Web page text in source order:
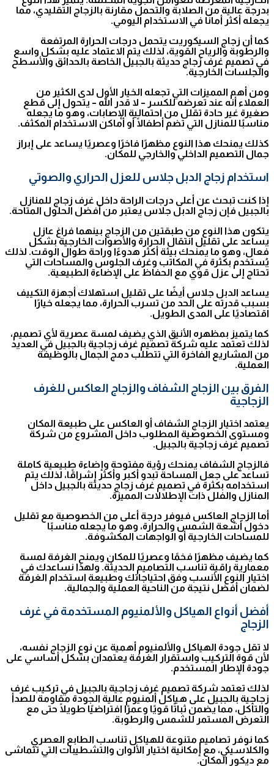
بدرجة عالية من الصلابة والتحمل مقارنة بالزجاج التقليدي، مما
يجعله أكثر أمانًا في الاستخدام اليومي.
كما أن زجاج السيكوريت يتحمل درجات الحرارة المرتفعة
والرطوبة والرياح القوية، لذلك يتم الاعتماد عليه بشكل واسع
في تصميم غرف زجاج حديثة بالجبيل الخاصة بالحدائق والأسطح
والجلسات الخارجية.
ومن أهم المميزات التي تجعله الخيار الأول لدى الكثير من
العملاء أنه عند تعرضه للكسر – لا قدر الله – يتحول إلى قطع
صغيرة غير حادة تقلل من احتمالية الإصابات، وهو ما يجعله
مناسبًا للمنازل التي تضم أطفالًا أو أماكن الاستخدام المكثف.
كذلك يمنحك هذا النوع مظهرًا فاخرًا وعصريًا يساعد على إبراز
جمال التصميم الداخلي والخارجي للمكان.
استخدام زجاج الدبل جلاس للعزل الحراري والصوتي
إذا كنت تبحث عن أعلى درجات الراحة داخل غرف زجاج للمنازل
بالجبيل فإن زجاج الدبل جلاس يعتبر من أفضل الحلول المتاحة.
يتكون هذا النوع من طبقتين من الزجاج بينهما فراغ عازل
يساعد على تقليل انتقال الحرارة والأصوات الخارجية بشكل
فعال، وهو ما يمنحك بيئة أكثر هدوءًا وراحة طوال الوقت. لذلك
يُستخدم بكثرة في المكاتب وغرف الجلوس والمساحات التي
تحتاج إلى عزل قوي مع الحفاظ على الإضاءة الطبيعية.
يساعد الدبل جلاس أيضًا على تقليل استهلاك أجهزة التكييف
بسبب قدرته على الحد من تسرب الحرارة، مما يجعله خيارًا
اقتصاديًا على المدى الطويل.
كما يتميز بمظهره الأنيق الذي يضيف لمسة عصرية لأي تصميم،
لذلك تعتمد عليه شركة تصميم غرف زجاجية بالجبيل في العديد
من المشاريع الفاخرة التي تتطلب دمج الجمال بالوظيفة
العملية.
الفرق بين الزجاج الشفاف والزجاج العاكس للغرف
الزجاجية
يعتمد اختيار الزجاج الشفاف أو العاكس على طبيعة المكان
ومستوى الخصوصية المطلوب داخل المشروع من شركة
تصميم غرف زجاجية بالجبيل.
فالزجاج الشفاف يمنحك رؤية مفتوحة وإضاءة طبيعية كاملة
تساعد على جعل المساحة تبدو أكبر وأكثر إشراقًا، لذلك يتم
استخدامه بكثرة في تصميم غرف زجاج حديثة بالجبيل داخل
المنازل والفلل ذات الإطلالات المميزة.
أما الزجاج العاكس فيوفر درجة أعلى من الخصوصية مع تقليل
دخول أشعة الشمس والحرارة، وهو ما يجعله مناسبًا
للمساحات الخارجية أو الواجهات المكشوفة.
كما يضيف مظهرًا فخمًا وعصريًا للمكان ويمنح الغرفة لمسة
معمارية راقية تناسب التصاميم الحديثة. ولهذا نساعدك في
اختيار النوع الأنسب وفق احتياجاتك وطبيعة استخدام الغرفة
لضمان أفضل نتيجة من الناحية العملية والجمالية.
أفضل أنواع الهياكل والألمنيوم المستخدمة في غرف
الزجاج
لا تقل جودة الهياكل والألمنيوم أهمية عن نوع الزجاج نفسه،
لأن قوة التركيب واستقرار الغرفة يعتمدان بشكل أساسي على
جودة الإطار المستخدم.
لذلك تعتمد شركة تصميم غرف زجاجية بالجبيل في تركيب غرف
زجاجية بالجبيل على هياكل ألمنيوم عالية الجودة مقاومة للصدأ
والتآكل، مما يضمن ثباتًا قويًا وعمرًا افتراضيًا طويلًا حتى مع
التعرض المستمر للشمس والرطوبة.
كما نوفر تصاميم متنوعة للهياكل تناسب الطابع العصري
والكلاسيكي، مع إمكانية اختيار الألوان والتشطيبات التي تتماشى
مع ديكور المكان.